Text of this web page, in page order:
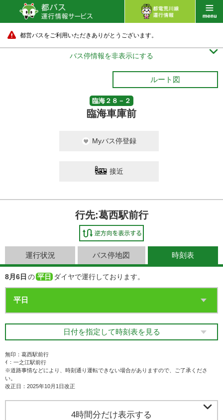
都営バスをご利用いただきありがとうございます。
バス停情報を非表示にする 
ルート図
臨海２８－２
臨海車庫前
Myバス停登録
接近
行先:葛西駅前行
運行状況 バス停地図 時刻表
8月6日 の 平日 ダイヤで運行しております。
日付を指定して時刻表を見る
無印：葛西駅前行
ｲ：一之江駅前行
※道路事情などにより、時刻通り運転できない場合がありますので、ご了承くださ
い。
改正日：2025年10月1日改正
4時間分だけ表示する 